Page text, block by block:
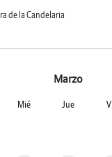
de la Candelaria
Marzo
Mié Jue